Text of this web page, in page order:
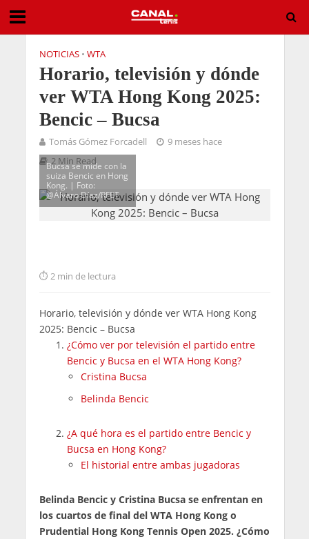
NOTICIAS • WTA
Horario, televisión y dónde
ver WTA Hong Kong 2025:
Bencic – Bucsa
Tomás Gómez Forcadell
9 meses hace
2 Min Read
Bucsa se mide con la
suiza Bencic en Hong
Kong. | Foto:
@Álvaro Díaz/RFET
2 min de lectura
Horario, televisión y dónde ver WTA Hong Kong
2025: Bencic – Bucsa
¿Cómo ver por televisión el partido entre
Bencic y Bucsa en el WTA Hong Kong?
Cristina Bucsa
Belinda Bencic
¿A qué hora es el partido entre Bencic y
Bucsa en Hong Kong?
El historial entre ambas jugadoras
Belinda Bencic y Cristina Bucsa se enfrentan en
los cuartos de final del WTA Hong Kong o
Prudential Hong Kong Tennis Open 2025. ¿Cómo